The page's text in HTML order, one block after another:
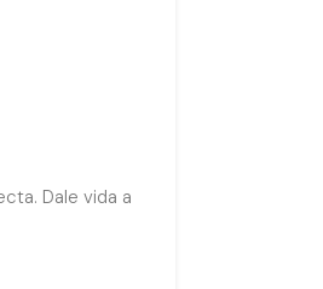
Dale vida a